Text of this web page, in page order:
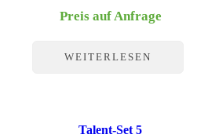
Preis auf Anfrage
WEITERLESEN
Talent-Set 5